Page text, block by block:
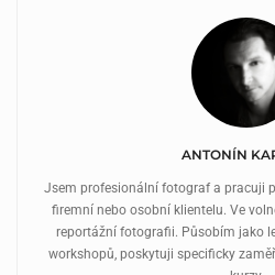
ANTONÍN
Jsem profesionální fotograf a pracuji
firemní nebo osobní klientelu. Ve
reportážní fotografii. Působím jako
workshopů, poskytuji specificky